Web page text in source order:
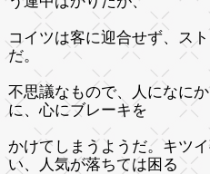
コイツは客に迎合せず、ス
だ。
不思議なもので、人になに
に、心にブレーキを
かけてしまうようだ。キツ
い、人気が落ちては困る